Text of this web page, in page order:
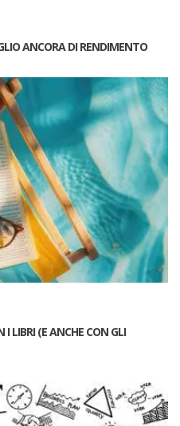
ANCORA DI RENDIMENTO
I LIBRI (E ANCHE CON GLI